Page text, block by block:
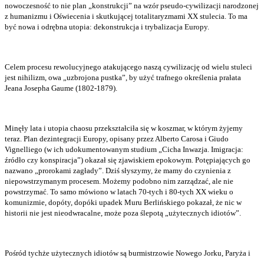
nowoczesność to nie plan „konstrukcji” na wzór pseudo-cywilizacji narodzonej
z humanizmu i Oświecenia i skutkującej totalitaryzmami XX stulecia. To ma
być nowa i odrębna utopia: dekonstrukcja i trybalizacja Europy.
Celem procesu rewolucyjnego atakującego naszą cywilizację od wielu stuleci
jest nihilizm, owa „uzbrojona pustka”, by użyć trafnego określenia prałata
Jeana Josepha Gaume (1802-1879).
Minęły lata i utopia chaosu przekształciła się w koszmar, w którym żyjemy
teraz. Plan dezintegracji Europy, opisany przez Alberto Carosa i Giudo
Vignelliego (w ich udokumentowanym studium „Cicha Inwazja. Imigracja:
źródło czy konspiracja”) okazał się zjawiskiem epokowym. Potępiających go
nazwano „prorokami zagłady”. Dziś słyszymy, że mamy do czynienia z
niepowstrzymanym procesem. Możemy podobno nim zarządzać, ale nie
powstrzymać. To samo mówiono w latach 70-tych i 80-tych XX wieku o
komunizmie, dopóty, dopóki upadek Muru Berlińskiego pokazał, że nic w
historii nie jest nieodwracalne, może poza ślepotą „użytecznych idiotów”.
Pośród tychże użytecznych idiotów są burmistrzowie Nowego Jorku, Paryża i